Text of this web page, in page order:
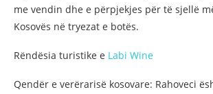
me vendin dhe e përpjekjes për të sjellë
Kosovës në tryezat e botës.
Rëndësia turistike e Labi Wine
Qendër e verërarisë kosovare: Rahoveci